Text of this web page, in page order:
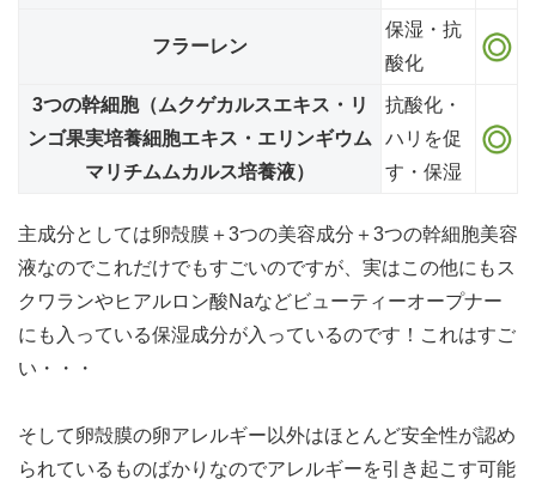
フラーレン
保湿・抗
酸化
3つの幹細胞（ムクゲカルスエキス・リ
ンゴ果実培養細胞エキス・エリンギウム
マリチムムカルス培養液）
抗酸化・
ハリを促
す・保湿
主成分としては卵殻膜＋3つの美容成分＋3つの幹細胞美容
液なのでこれだけでもすごいのですが、実はこの他にもス
クワランやヒアルロン酸Naなどビューティーオープナー
にも入っている保湿成分が入っているのです！これはすご
い・・・
そして卵殻膜の卵アレルギー以外はほとんど安全性が認め
られているものばかりなのでアレルギーを引き起こす可能